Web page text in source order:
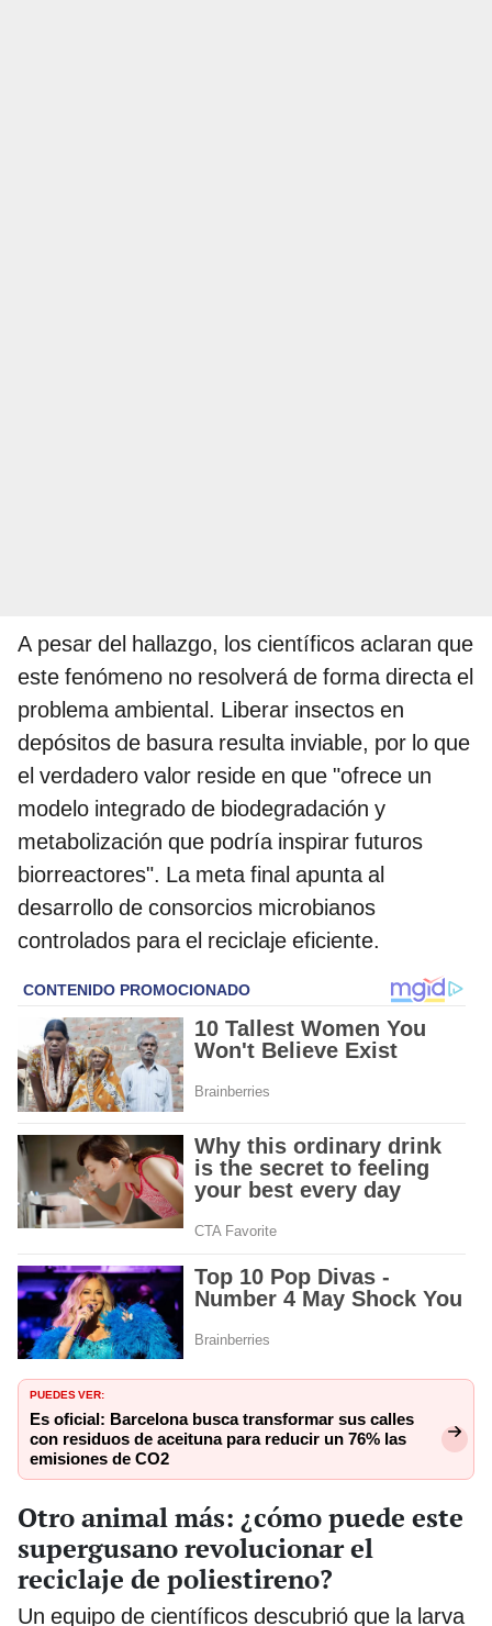
A pesar del hallazgo, los científicos aclaran que
este fenómeno no resolverá de forma directa el
problema ambiental. Liberar insectos en
depósitos de basura resulta inviable, por lo que
el verdadero valor reside en que "ofrece un
modelo integrado de biodegradación y
metabolización que podría inspirar futuros
biorreactores". La meta final apunta al
desarrollo de consorcios microbianos
controlados para el reciclaje eficiente.
PUEDES VER:
Es oficial: Barcelona busca transformar sus calles
con residuos de aceituna para reducir un 76% las
emisiones de CO2
Otro animal más: ¿cómo puede este
supergusano revolucionar el
reciclaje de poliestireno?
Un equipo de científicos descubrió que la larva